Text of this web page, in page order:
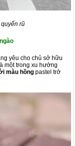
rũ
yêu cho chủ sở hữu
một trong xu hướng
màu hồng pastel trở